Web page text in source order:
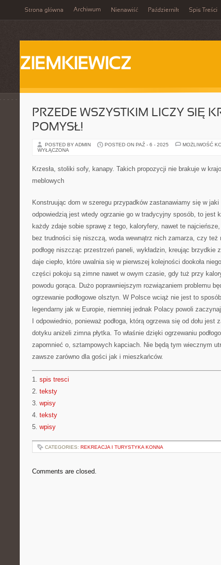
Strona główna Archiwum Nienawiść Październik Spis Treści
ZIEMKIEWICZ
PRZEDE WSZYSTKIM LICZY SIĘ
POMYSŁ!
POSTED BY ADMIN POSTED ON PAŹ - 6 - 2025
MOŻLIWOŚĆ
WYŁĄCZONA
Krzesła, stoliki sofy, kanapy. Takich propozycji nie brakuje w
meblowych
Konstruując dom w szeregu przypadków zastanawiamy się w
odpowiedzią jest wtedy ogrzanie go w tradycyjny sposób, to jest
każdy zdaje sobie sprawę z tego, kaloryfery, nawet te
bez trudności się niszczą, woda wewnątrz nich zamarza, czy też
podłogę niszcząc przestrzeń paneli, wykładzin, kreując brzydkie
daje ciepło, które uwalnia się w pierwszej kolejności dookoła
części pokoju są zimne nawet w owym czasie, gdy tuż przy
powodu gorąca. Dużo poprawniejszym rozwiązaniem problemu
ogrzewanie podłogowe olsztyn. W Polsce wciąż nie jest to
legendarny jak w Europie, niemniej jednak Polacy powoli
I odpowiednio, ponieważ podłoga, którą ogrzewa się od dołu
dotyku aniżeli zimna płytka. To właśnie dzięki ogrzewaniu
zapomnieć o, sztampowych kapciach. Nie będą tym wiecznym
zawsze zarówno dla gości jak i mieszkańców.
1. spis tresci
2. teksty
3. wpisy
4. teksty
5. wpisy
CATEGORIES: REKREACJA I TURYSTYKA KONNA
Comments are closed.